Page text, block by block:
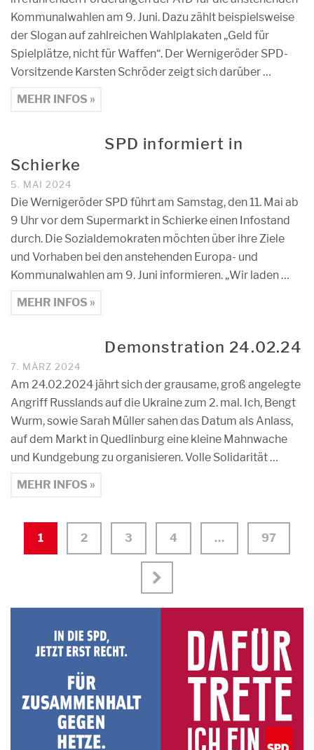
Kommunalwahlen am 9. Juni. Dazu zählt beispielsweise
der Slogan auf zahlreichen Wahlplakaten „Geld für
Spielplätze, nicht für Waffen“. Der Wernigeröder SPD-
Vorsitzende Karsten Schröder zeigt sich darüber …
MEHR INFOS »
SPD informiert in
Schierke
5. MAI 2024
Die Wernigeröder SPD führt am Samstag, den 11. Mai ab
9 Uhr vor dem Supermarkt in Schierke einen Infostand
durch. Die Sozialdemokraten möchten über ihre Ziele
und Vorhaben bei den anstehenden Europa- und
Kommunalwahlen am 9. Juni informieren. „Wir laden …
MEHR INFOS »
Demonstration 24.02.24
7. MÄRZ 2024
Am 24.02.2024 jährt sich der grausame, groß angelegte
Angriff Russlands auf die Ukraine zum 2. mal. Ich, Bengt
Wurm, sowie Sarah Müller sahen das Datum als Anlass,
auf dem Markt in Quedlinburg eine kleine Mahnwache
und Kundgebung zu organisieren. Volle Solidarität …
MEHR INFOS »
1 2 3 4 … 97